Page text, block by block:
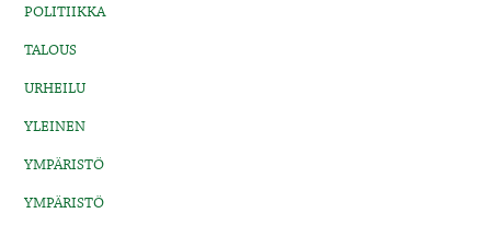
POLITIIKKA
TALOUS
URHEILU
YLEINEN
YMPÄRISTÖ
YMPÄRISTÖ